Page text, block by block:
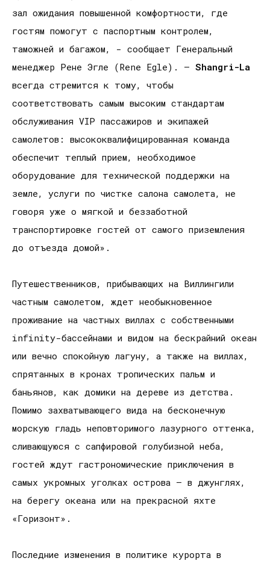
зал ожидания повышенной комфортности, где
гостям помогут с паспортным контролем,
таможней и багажом, - сообщает Генеральный
менеджер Рене Эгле (Rene Egle). – Shangri-La
всегда стремится к тому, чтобы
соответствовать самым высоким стандартам
обслуживания VIP пассажиров и экипажей
самолетов: высококвалифицированная команда
обеспечит теплый прием, необходимое
оборудование для технической поддержки на
земле, услуги по чистке салона самолета, не
говоря уже о мягкой и беззаботной
транспортировке гостей от самого приземления
до отъезда домой».
Путешественников, прибывающих на Виллингили
частным самолетом, ждет необыкновенное
проживание на частных виллах с собственными
infinity-бассейнами и видом на бескрайний океан
или вечно спокойную лагуну, а также на виллах,
спрятанных в кронах тропических пальм и
баньянов, как домики на дереве из детства.
Помимо захватывающего вида на бесконечную
морскую гладь неповторимого лазурного оттенка,
сливающуюся с сапфировой голубизной неба,
гостей ждут гастрономические приключения в
самых укромных уголках острова – в джунглях,
на берегу океана или на прекрасной яхте
«Горизонт».
Последние изменения в политике курорта в